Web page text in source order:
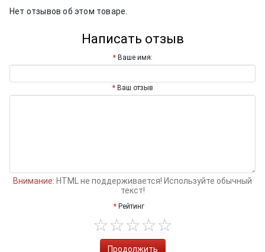
Нет отзывов об этом товаре.
Написать отзыв
Ваше имя:
Ваш отзыв
Внимание: HTML не поддерживается! Используйте обычный
текст!
Рейтинг
Продолжить